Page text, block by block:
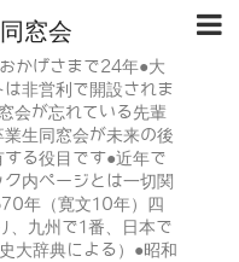
窓会
かげさまで24年●大
非営利で開設されま
会が忘れている先輩
生同窓会が未来の後
る役目です●近年で
内ページとは一切関
年（寛文10年）四
、九州で1番、日本で
大辞典による）●昭和